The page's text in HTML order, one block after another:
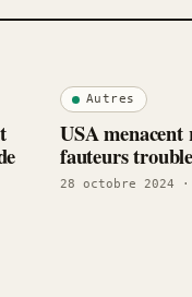
Autres
USA menacent
fauteurs
28 octobre 2024